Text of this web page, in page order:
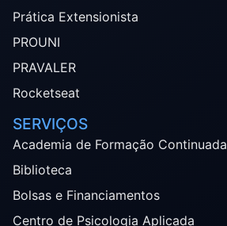
Prática Extensionista
PROUNI
PRAVALER
Rocketseat
SERVIÇOS
Academia de Formação Continuada
Biblioteca
Bolsas e Financiamentos
Centro de Psicologia Aplicada